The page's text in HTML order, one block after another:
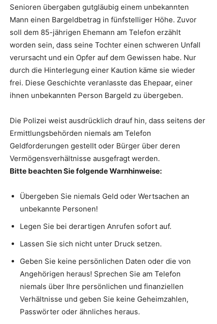
Senioren übergaben gutgläubig einem unbekannten
Mann einen Bargeldbetrag in fünfstelliger Höhe. Zuvor
soll dem 85-jährigen Ehemann am Telefon erzählt
worden sein, dass seine Tochter einen schweren Unfall
verursacht und ein Opfer auf dem Gewissen habe. Nur
durch die Hinterlegung einer Kaution käme sie wieder
frei. Diese Geschichte veranlasste das Ehepaar, einer
ihnen unbekannten Person Bargeld zu übergeben.
Die Polizei weist ausdrücklich drauf hin, dass seitens der
Ermittlungsbehörden niemals am Telefon
Geldforderungen gestellt oder Bürger über deren
Vermögensverhältnisse ausgefragt werden.
Bitte beachten Sie folgende Warnhinweise:
Übergeben Sie niemals Geld oder Wertsachen an
unbekannte Personen!
Legen Sie bei derartigen Anrufen sofort auf.
Lassen Sie sich nicht unter Druck setzen.
Geben Sie keine persönlichen Daten oder die von
Angehörigen heraus! Sprechen Sie am Telefon
niemals über Ihre persönlichen und finanziellen
Verhältnisse und geben Sie keine Geheimzahlen,
Passwörter oder ähnliches heraus.